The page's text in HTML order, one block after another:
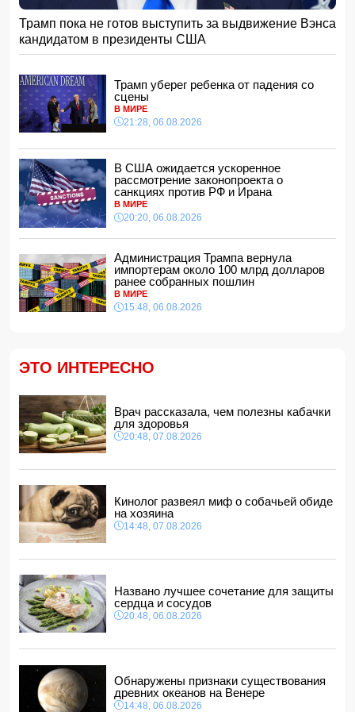
15:08, 07.08.2026
ВС РФ взяли под контроль Анискино в Харьковской
области
15:00, 07.08.2026
Кинолог развеял миф о собачьей обиде на хозяина
14:48, 07.08.2026
По делу Arzum 9999 назначена повторная комплексная
экспертиза
ЕС ввел новые санкции против России
14:34, 07.08.2026
Ужасающие подробности убийства мужа и жены в
Тертерском районе
14:28, 07.08.2026
14:14, 07.08.2026
Сына Абеля Магеррамова отозвали от должности посла
14:10, 07.08.2026
14:04, 07.08.2026
дипломатами
14:00, 07.08.2026
Прогноз погоды в Азербайджане на 8 августа
12:48, 07.08.2026
В Азербайджане ищут сотрудников с зарплатой до 10
12:40, 07.08.2026
Трамп пока не готов выступить за выдвижение Вэнса
кандидатом в президенты США
Трамп уберег ребенка от падения со
сцены
В МИРЕ
21:28, 06.08.2026
В США ожидается ускоренное
рассмотрение законопроекта о
санкциях против РФ и Ирана
В МИРЕ
20:20, 06.08.2026
Администрация Трампа вернула
импортерам около 100 млрд долларов
ранее собранных пошлин
В МИРЕ
15:48, 06.08.2026
ЭТО ИНТЕРЕСНО
Врач рассказала, чем полезны кабачки
для здоровья
20:48, 07.08.2026
Кинолог развеял миф о собачьей обиде
на хозяина
14:48, 07.08.2026
Названо лучшее сочетание для защиты
сердца и сосудов
20:48, 06.08.2026
Обнаружены признаки существования
древних океанов на Венере
14:48, 06.08.2026